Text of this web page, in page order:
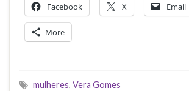
Facebook X Email
More
mulheres, Vera Gomes